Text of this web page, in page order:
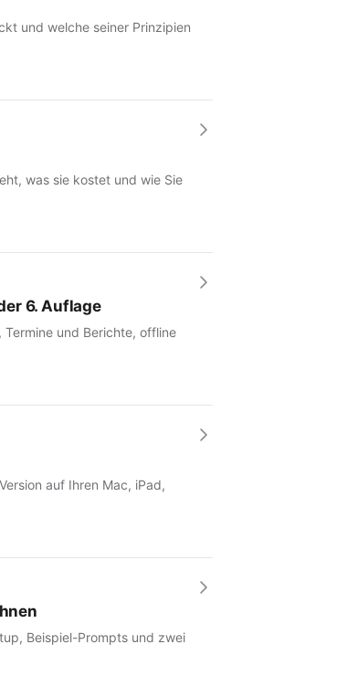
und welche seiner Prinzipien
was sie kostet und wie Sie
6. Auflage
und Berichte, offline
auf Ihren Mac, iPad,
Beispiel-Prompts und zwei